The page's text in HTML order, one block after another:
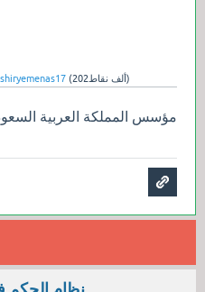
( 202ألفنقاط)
مؤسس المملكة العربية